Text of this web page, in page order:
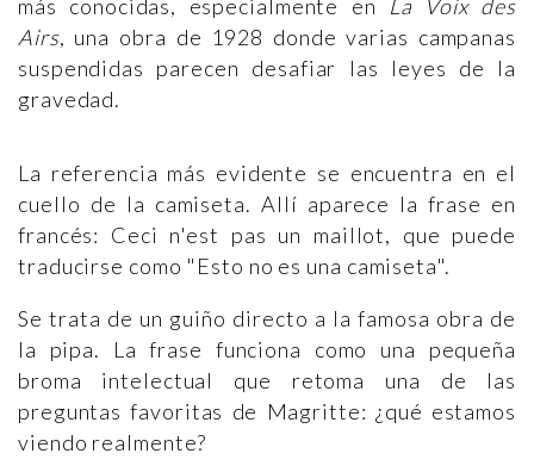
más conocidas, especialmente en La Voix des
Airs, una obra de 1928 donde varias campanas
suspendidas parecen desafiar las leyes de la
gravedad.
La referencia más evidente se encuentra en el
cuello de la camiseta. Allí aparece la frase en
francés: Ceci n'est pas un maillot, que puede
traducirse como "Esto no es una camiseta".
Se trata de un guiño directo a la famosa obra de
la pipa. La frase funciona como una pequeña
broma intelectual que retoma una de las
preguntas favoritas de Magritte: ¿qué estamos
viendo realmente?